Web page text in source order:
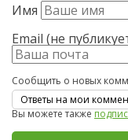
Имя
Email (не
Сообщить о новых
Вы можете также